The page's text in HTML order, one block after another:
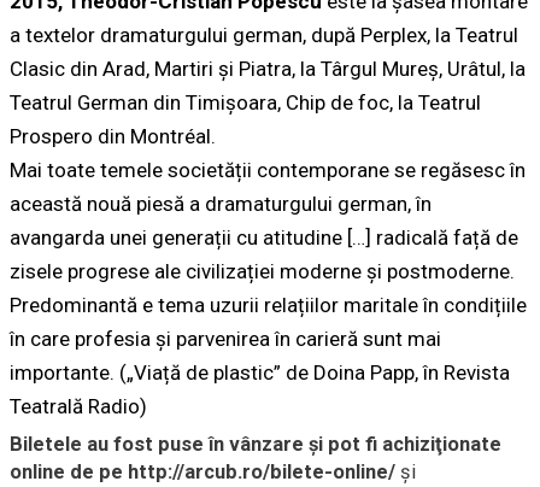
a textelor dramaturgului german, după Perplex, la Teatrul
Clasic din Arad, Martiri și Piatra, la Târgul Mureș, Urâtul, la
Teatrul German din Timișoara, Chip de foc, la Teatrul
Prospero din Montréal.
Mai toate temele societății contemporane se regăsesc în
această nouă piesă a dramaturgului german, în
avangarda unei generații cu atitudine […] radicală față de
zisele progrese ale civilizației moderne și postmoderne.
Predominantă e tema uzurii relațiilor maritale în condițiile
în care profesia și parvenirea în carieră sunt mai
importante. („Viață de plastic” de Doina Papp, în Revista
Teatrală Radio)
Biletele au fost puse în vânzare și pot fi achiziţionate
online de pe http://arcub.ro/bilete-online/ și